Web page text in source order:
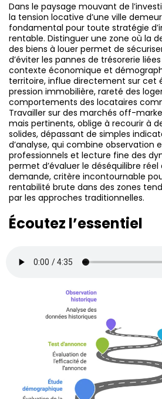
Dans le paysage mouvant de
la tension locative d’une ville
fondamental pour toute stratégie
rentable. Distinguer une zone où la
des biens à louer permet de
d’éviter les pannes de trésorerie
contexte économique et
territoire, influe directement sur cet
pression immobilière, rareté des
comportements des locataires
Travailler sur des marchés off-
mais pertinents, oblige à recourir à
solides, dépassant de simples
d’analyse, qui combine observation
professionnels et lecture fine des
permet d’évaluer le déséquilibre
demande, critère incontournable
rentabilité brute dans des zones
par les approches traditionnelles.
Écoutez l’essentiel